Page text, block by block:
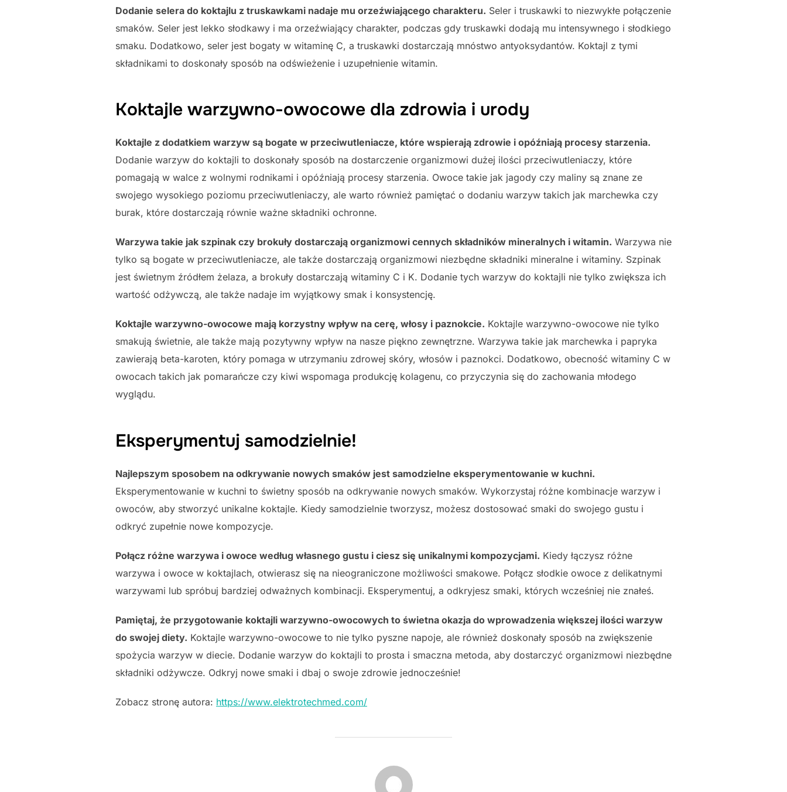
Dodanie selera do koktajlu z truskawkami nadaje mu orzeźwiającego charakteru. Seler i truskawki to niezwykłe połączenie
smaków. Seler jest lekko słodkawy i ma orzeźwiający charakter, podczas gdy truskawki dodają mu intensywnego i słodkiego
smaku. Dodatkowo, seler jest bogaty w witaminę C, a truskawki dostarczają mnóstwo antyoksydantów. Koktajl z tymi
składnikami to doskonały sposób na odświeżenie i uzupełnienie witamin.
Koktajle warzywno-owocowe dla zdrowia i urody
Koktajle z dodatkiem warzyw są bogate w przeciwutleniacze, które wspierają zdrowie i opóźniają procesy starzenia.
Dodanie warzyw do koktajli to doskonały sposób na dostarczenie organizmowi dużej ilości przeciwutleniaczy, które
pomagają w walce z wolnymi rodnikami i opóźniają procesy starzenia. Owoce takie jak jagody czy maliny są znane ze
swojego wysokiego poziomu przeciwutleniaczy, ale warto również pamiętać o dodaniu warzyw takich jak marchewka czy
burak, które dostarczają równie ważne składniki ochronne.
Warzywa takie jak szpinak czy brokuły dostarczają organizmowi cennych składników mineralnych i witamin. Warzywa nie
tylko są bogate w przeciwutleniacze, ale także dostarczają organizmowi niezbędne składniki mineralne i witaminy. Szpinak
jest świetnym źródłem żelaza, a brokuły dostarczają witaminy C i K. Dodanie tych warzyw do koktajli nie tylko zwiększa ich
wartość odżywczą, ale także nadaje im wyjątkowy smak i konsystencję.
Koktajle warzywno-owocowe mają korzystny wpływ na cerę, włosy i paznokcie. Koktajle warzywno-owocowe nie tylko
smakują świetnie, ale także mają pozytywny wpływ na nasze piękno zewnętrzne. Warzywa takie jak marchewka i papryka
zawierają beta-karoten, który pomaga w utrzymaniu zdrowej skóry, włosów i paznokci. Dodatkowo, obecność witaminy C w
owocach takich jak pomarańcze czy kiwi wspomaga produkcję kolagenu, co przyczynia się do zachowania młodego
wyglądu.
Eksperymentuj samodzielnie!
Najlepszym sposobem na odkrywanie nowych smaków jest samodzielne eksperymentowanie w kuchni.
Eksperymentowanie w kuchni to świetny sposób na odkrywanie nowych smaków. Wykorzystaj różne kombinacje warzyw i
owoców, aby stworzyć unikalne koktajle. Kiedy samodzielnie tworzysz, możesz dostosować smaki do swojego gustu i
odkryć zupełnie nowe kompozycje.
Połącz różne warzywa i owoce według własnego gustu i ciesz się unikalnymi kompozycjami. Kiedy łączysz różne
warzywa i owoce w koktajlach, otwierasz się na nieograniczone możliwości smakowe. Połącz słodkie owoce z delikatnymi
warzywami lub spróbuj bardziej odważnych kombinacji. Eksperymentuj, a odkryjesz smaki, których wcześniej nie znałeś.
Pamiętaj, że przygotowanie koktajli warzywno-owocowych to świetna okazja do wprowadzenia większej ilości warzyw
do swojej diety. Koktajle warzywno-owocowe to nie tylko pyszne napoje, ale również doskonały sposób na zwiększenie
spożycia warzyw w diecie. Dodanie warzyw do koktajli to prosta i smaczna metoda, aby dostarczyć organizmowi niezbędne
składniki odżywcze. Odkryj nowe smaki i dbaj o swoje zdrowie jednocześnie!
Zobacz stronę autora: https://www.elektrotechmed.com/
POST AUTHOR